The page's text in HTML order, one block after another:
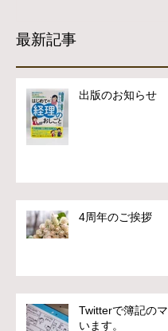
最新記事
出版のお知らせ
4周年のご挨拶
Twitterで簿記の
います。